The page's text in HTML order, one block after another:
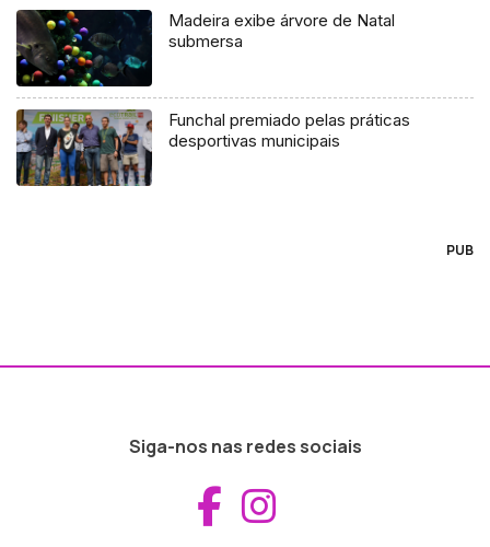
Madeira exibe árvore de Natal
submersa
Funchal premiado pelas práticas
desportivas municipais
PUB
Siga-nos nas redes sociais
Aceder ao